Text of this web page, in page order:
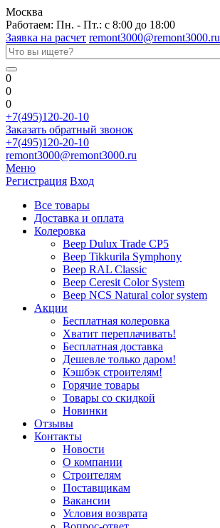
Москва
Работаем: Пн. - Пт.: с 8:00 до 18:00
Заявка на расчет remont3000@remont3000.ru
0
0
0
+7(495)120-20-10
Заказать обратный звонок
+7(495)120-20-10
remont3000@remont3000.ru
Меню
Регистрация Вход
Все товары
Доставка и оплата
Колеровка
Веер Dulux Trade CP5
Веер Tikkurila Symphony
Веер RAL Classic
Веер Ceresit Color System
Веер NCS Natural color system
Акции
Бесплатная колеровка
Хватит переплачивать!
Бесплатная доставка
Дешевле только даром!
Кэшбэк строителям!
Горячие товары
Товары со скидкой
Новинки
Отзывы
Контакты
Новости
О компании
Строителям
Поставщикам
Вакансии
Условия возврата